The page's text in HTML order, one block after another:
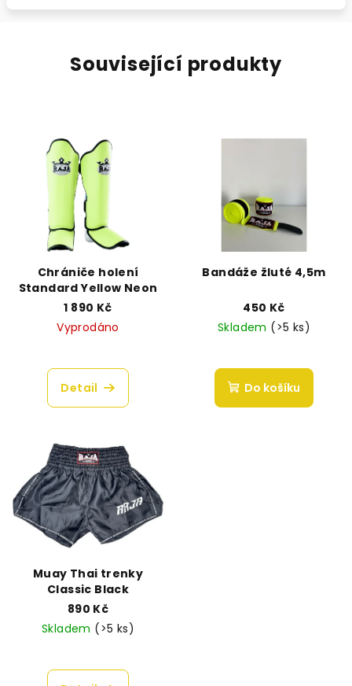
Související produkty
Chrániče holení
Standard Yellow Neon
1 890 Kč
Vyprodáno
Detail
Bandáže žluté 4,5m
450 Kč
Skladem (>5 ks)
Do košíku
Muay Thai trenky
Classic Black
890 Kč
Skladem (>5 ks)